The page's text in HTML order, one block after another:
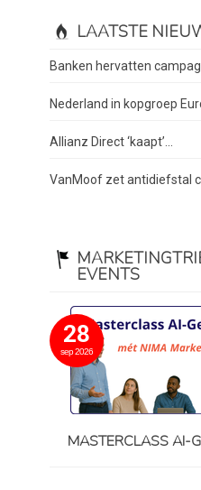
LAATSTE
Banken hervatten
Nederland in kopgroep
Allianz Direct ‘kaapt’...
VanMoof zet antidiefstal
EVENTS
28
sep 2026
MASTERCLASS AI-